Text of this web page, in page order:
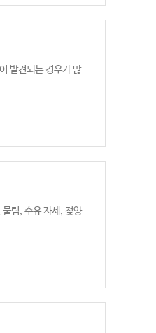
발견되는 경우가 많
림, 수유 자세, 젖양